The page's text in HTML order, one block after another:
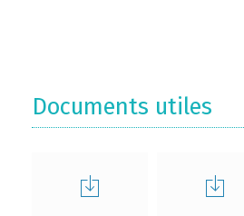
Documents utiles